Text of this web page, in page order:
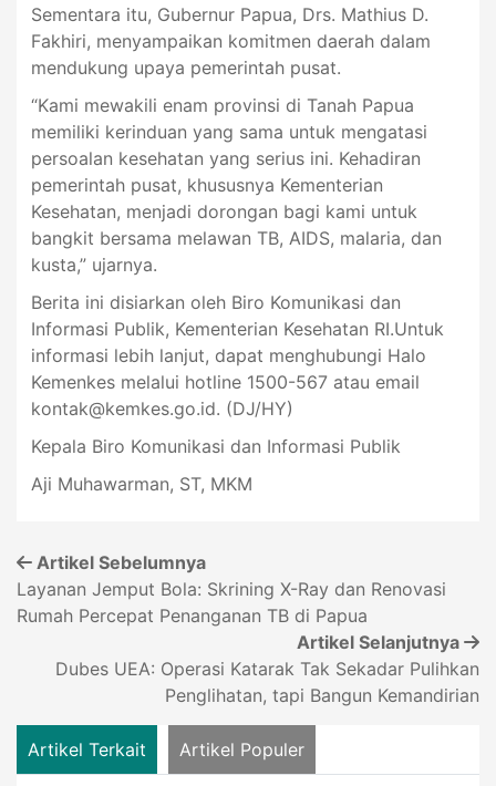
Sementara itu, Gubernur Papua, Drs. Mathius D.
Fakhiri, menyampaikan komitmen daerah dalam
mendukung upaya pemerintah pusat.
“Kami mewakili enam provinsi di Tanah Papua
memiliki kerinduan yang sama untuk mengatasi
persoalan kesehatan yang serius ini. Kehadiran
pemerintah pusat, khususnya Kementerian
Kesehatan, menjadi dorongan bagi kami untuk
bangkit bersama melawan TB, AIDS, malaria, dan
kusta,” ujarnya.
Berita ini disiarkan oleh Biro Komunikasi dan
Informasi Publik, Kementerian Kesehatan RI.Untuk
informasi lebih lanjut, dapat menghubungi Halo
Kemenkes melalui hotline 1500-567 atau email
kontak@kemkes.go.id. (DJ/HY)
Kepala Biro Komunikasi dan Informasi Publik
Aji Muhawarman, ST, MKM
Artikel Sebelumnya
Layanan Jemput Bola: Skrining X-Ray dan Renovasi
Rumah Percepat Penanganan TB di Papua
Artikel Selanjutnya
Dubes UEA: Operasi Katarak Tak Sekadar Pulihkan
Penglihatan, tapi Bangun Kemandirian
Artikel Terkait Artikel Populer